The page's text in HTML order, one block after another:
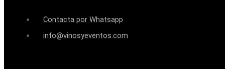
Contacta por Whatsapp
info@vinosyeventos.com